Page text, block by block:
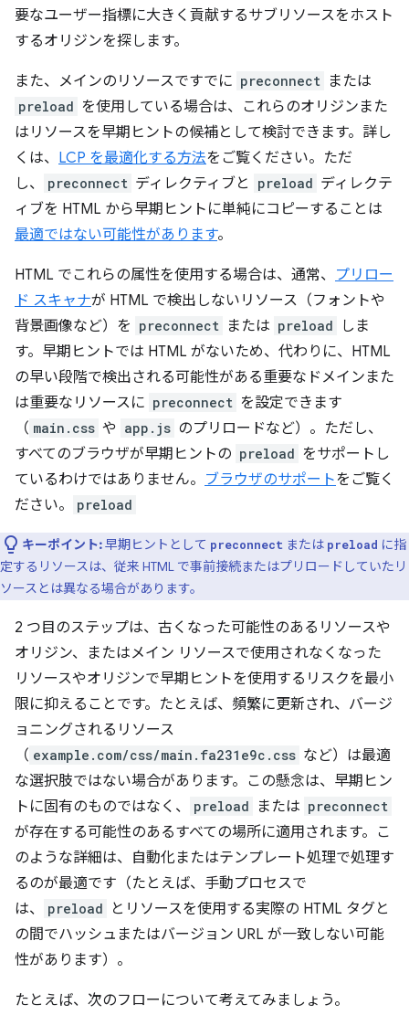
要なユーザー指標に大きく貢献するサブリソースをホスト
するオリジンを探します。
また、メインのリソースですでに preconnect または
preload を使用している場合は、これらのオリジンまた
はリソースを早期ヒントの候補として検討できます。詳し
くは、 LCP を最適化する方法をご覧ください。ただ
し、
preconnect ディレクティブと preload ディレクテ
ィブを HTML から早期ヒントに単純にコピーすることは
最適ではない可能性があります。
HTML でこれらの属性を使用する場合は、通常、 プリロー
ド スキャナが HTML で検出しないリソース（フォントや
背景画像など）を preconnect または preload
しま
す。早期ヒントでは HTML がないため、代わりに、HTML
の早い段階で検出される可能性がある重要なドメインまた
は重要なリソースに preconnect を設定できます
（ main.css や app.js のプリロードなど）。 ただし、
すべてのブラウザが早期ヒントの preload をサポートし
ているわけではありません。 ブラウザのサポートをご覧く
ださい。
preload
キーポイント:早期ヒントとして preconnect または preload に指
定するリソースは、従来 HTML で事前接続またはプリロードしていたリ
ソースとは異なる場合があります。
2 つ目のステップは、古くなった可能性のあるリソースや
オリジン、またはメイン リソースで使用されなくなった
リソースやオリジンで早期ヒントを使用するリスクを最小
限に抑えることです。たとえば、頻繁に更新され、バージ
ョニングされるリソース
（ example.com/css/main.fa231e9c.css など）は最適
な選択肢ではない場合があります。この懸念は、早期ヒン
トに固有のものではなく、
preload または preconnect
が存在する可能性のあるすべての場所に適用されます。こ
のような詳細は、自動化またはテンプレート処理で処理す
るのが最適です（たとえば、手動プロセスで
は、
preload
とリソースを使用する実際の HTML タグと
の間でハッシュまたはバージョン URL が一致しない可能
性があります）。
たとえば、次のフローについて考えてみましょう。